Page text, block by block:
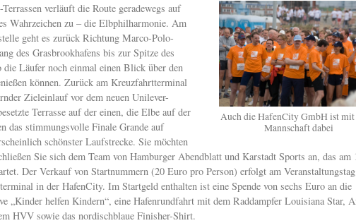
Auch die HafenCity GmbH ist
Mannschaft dabei
verläuft die Route geradewegs auf
Wahrzeichen zu – die Elbphilharmonie. Am
geht es zurück Richtung Marco-Polo-
des Grasbrookhafens bis zur Spitze des
die Läufer noch einmal einen Blick über den
können. Zurück am Kreuzfahrtterminal
Zieleinlauf vor dem neuen Unilever-
Terrasse auf der einen, die Elbe auf der
das stimmungsvolle Finale Grande auf
schönster Laufstrecke. Sie möchten
Sie sich dem Team von Hamburger Abendblatt und Karstadt Sports an, das am
Der Verkauf von Startnummern (20 Euro pro Person) erfolgt am
in der HafenCity. Im Startgeld enthalten ist eine Spende von sechs Euro an die
„Kinder helfen Kindern“, eine Hafenrundfahrt mit dem Raddampfer Louisiana Star,
HVV sowie das nordischblaue Finisher-Shirt.